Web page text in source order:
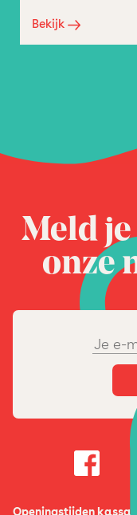
Bekijk
Meld
onze
Openingstijden kassa: